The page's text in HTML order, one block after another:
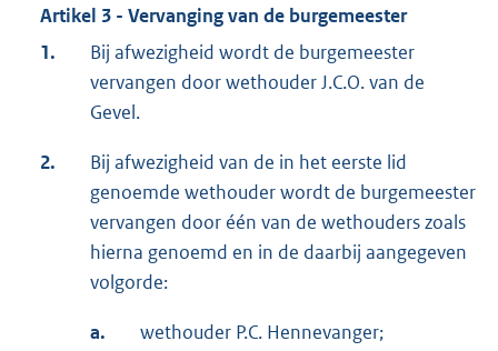
Artikel 3 - Vervanging van de burgemeester
1.
Bij afwezigheid wordt de burgemeester
vervangen door wethouder J.C.O. van de
Gevel.
2.
Bij afwezigheid van de in het eerste lid
genoemde wethouder wordt de burgemeester
vervangen door één van de wethouders zoals
hierna genoemd en in de daarbij aangegeven
volgorde:
a. wethouder P.C. Hennevanger;